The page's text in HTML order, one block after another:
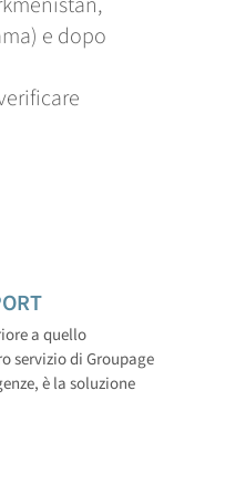
e dopo
a quello
servizio di Groupage
è la soluzione